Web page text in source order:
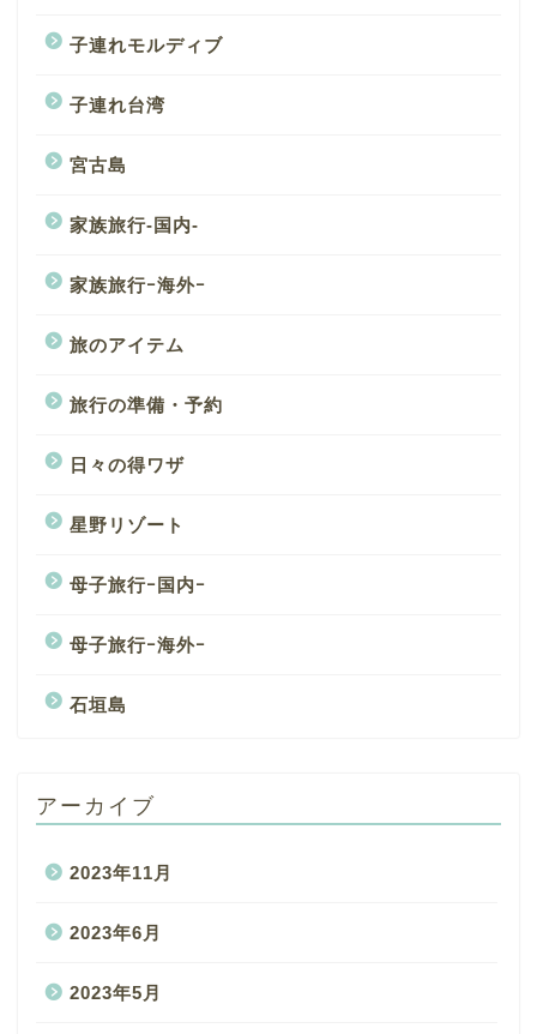
子連れモルディブ
子連れ台湾
宮古島
家族旅行-国内-
家族旅行ｰ海外ｰ
旅のアイテム
旅行の準備・予約
日々の得ワザ
星野リゾート
母子旅行ｰ国内ｰ
母子旅行ｰ海外ｰ
石垣島
アーカイブ
2023年11月
2023年6月
2023年5月